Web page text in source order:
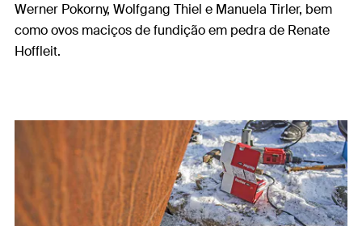
Werner Pokorny, Wolfgang Thiel e Manuela Tirler, bem
como ovos maciços de fundição em pedra de Renate
Hoffleit.